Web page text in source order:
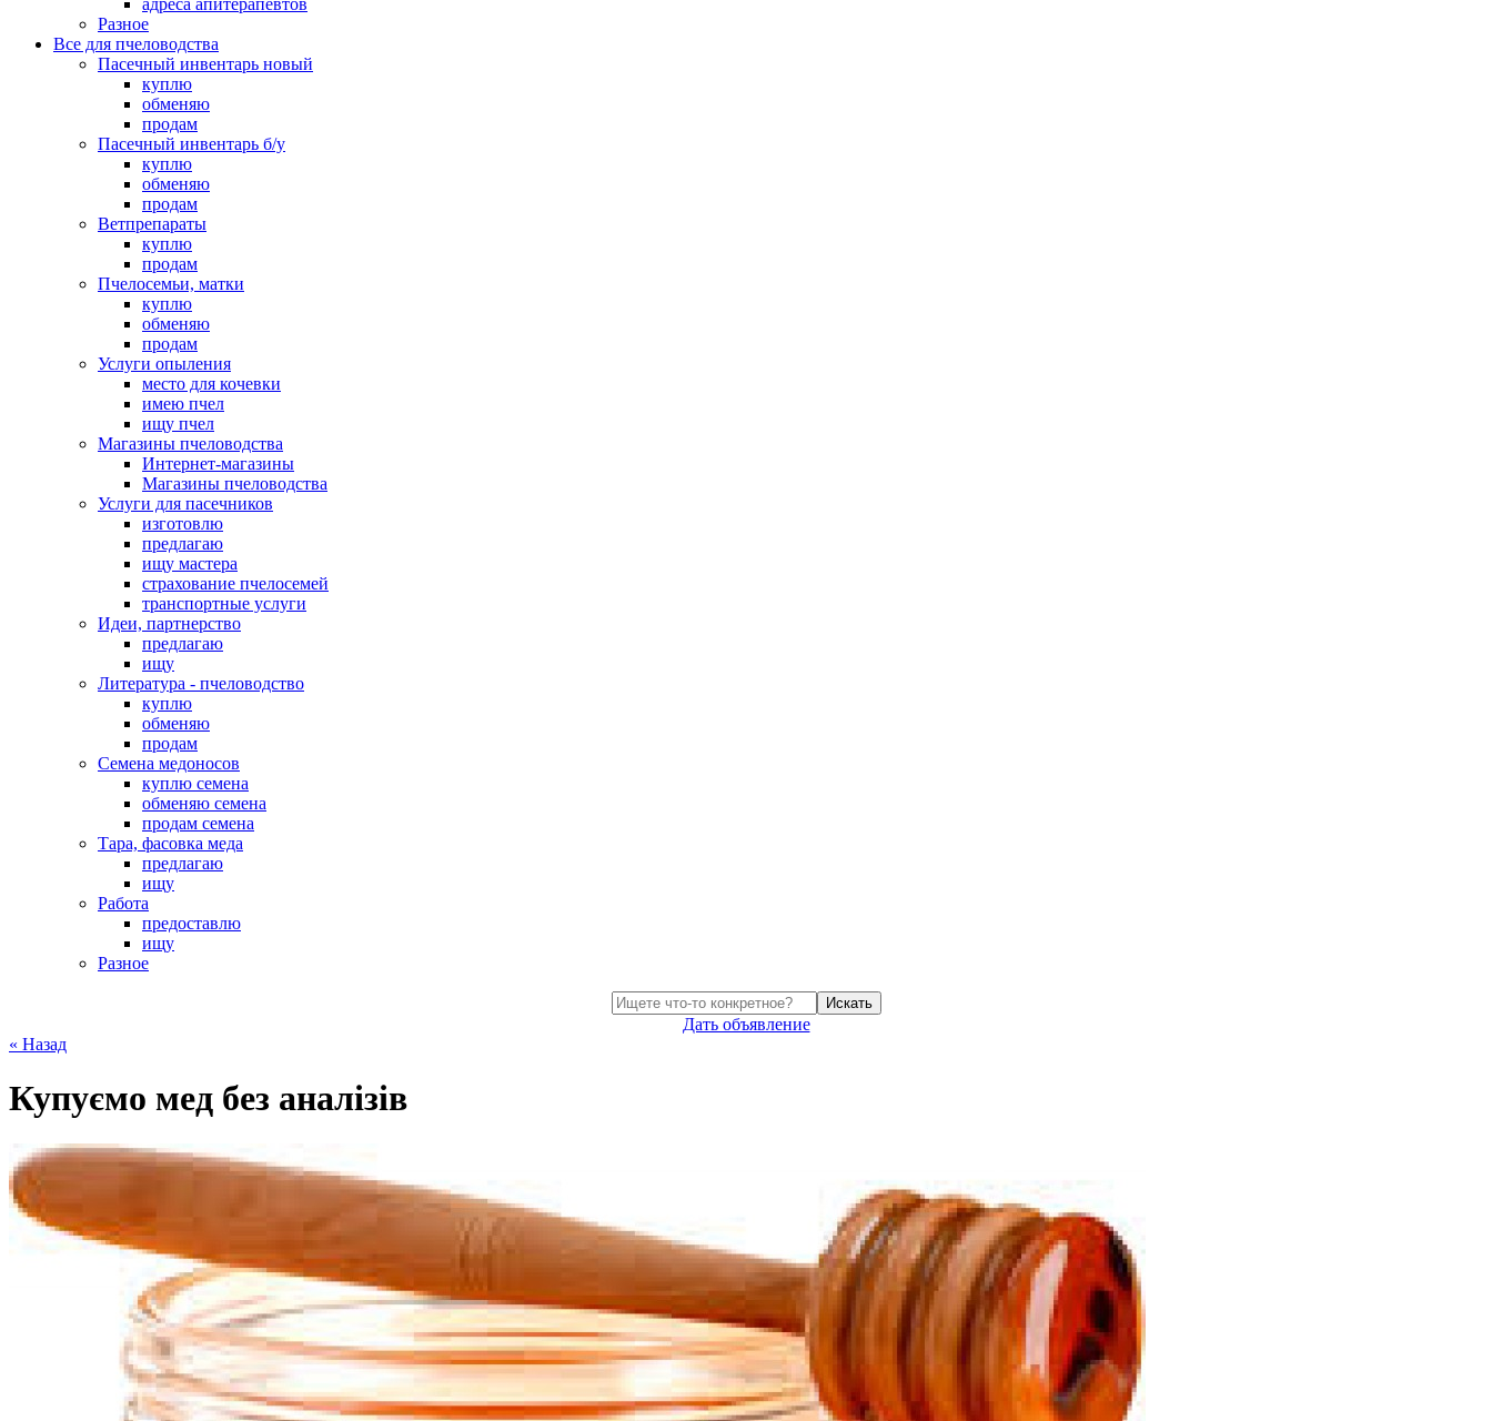
адреса апитерапевтов
Разное
Все для пчеловодства
Пасечный инвентарь новый
куплю
обменяю
продам
Пасечный инвентарь б/у
куплю
обменяю
продам
Ветпрепараты
куплю
продам
Пчелосемьи, матки
куплю
обменяю
продам
Услуги опыления
место для кочевки
имею пчел
ищу пчел
Магазины пчеловодства
Интернет-магазины
Магазины пчеловодства
Услуги для пасечников
изготовлю
предлагаю
ищу мастера
страхование пчелосемей
транспортные услуги
Идеи, партнерство
предлагаю
ищу
Литература - пчеловодство
куплю
обменяю
продам
Семена медоносов
куплю семена
обменяю семена
продам семена
Тара, фасовка меда
предлагаю
ищу
Работа
предоставлю
ищу
Разное
Искать
Дать объявление
« Назад
Купуємо мед без аналізів